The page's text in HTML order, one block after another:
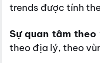
trends được tính
Sự quan tâm theo
theo địa lý, theo